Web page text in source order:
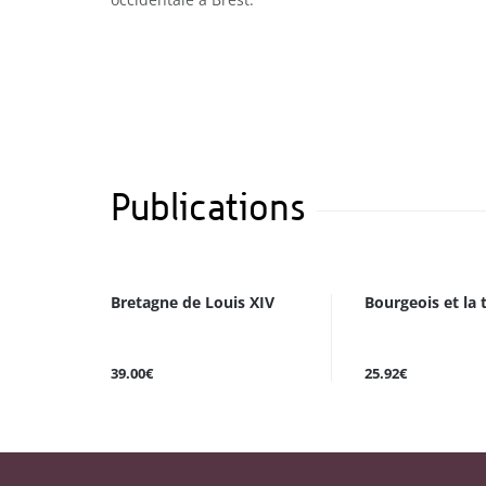
Publications
Bretagne de Louis XIV
39.00€
Bourgeois et la
25.92€